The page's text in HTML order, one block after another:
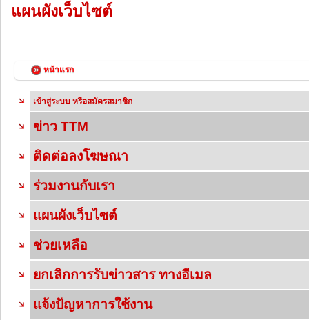
แผนผังเว็บไซต์
หน้าแรก
เข้าสู่ระบบ หรือสมัครสมาชิก
ข่าว TTM
ติดต่อลงโฆษณา
ร่วมงานกับเรา
แผนผังเว็บไซต์
ช่วยเหลือ
ยกเลิกการรับข่าวสาร ทางอีเมล
แจ้งปัญหาการใช้งาน